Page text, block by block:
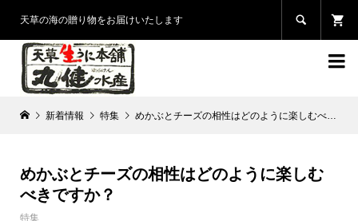
天草の海の贈り物をお届けいたします 

新着情報 特集 めかぶとチーズの相性はどのように楽しむべきですか？
めかぶとチーズの相性はどのように楽しむ
べきですか？
特集